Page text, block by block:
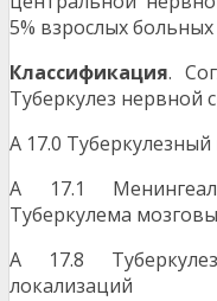
5% взрослых
Классификация.
Туберкулез нервной
А 17.0
А 17.1
Туберкулема
А 17.8
локализаций